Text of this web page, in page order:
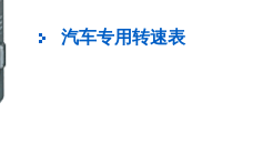
汽车专用转速表